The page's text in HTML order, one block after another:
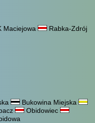
Maciejowa
Rabka-Zdrój
Bukowina Miejska
Obidowiec